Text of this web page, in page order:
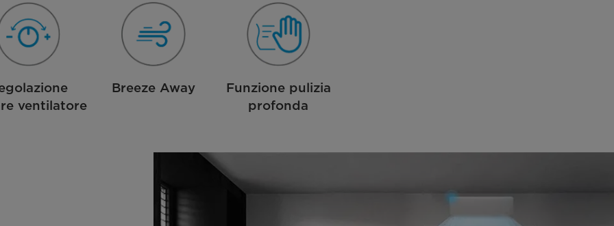
ventilatore
Breeze Away
Funzione pulizia
profonda